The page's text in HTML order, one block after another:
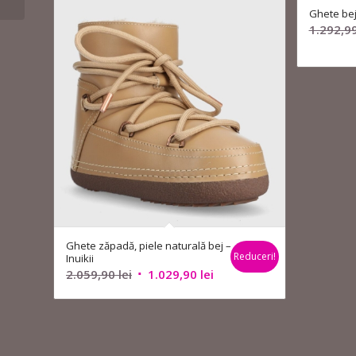
Ghete zăpadă, piele naturală bej –
Inuikii
2.059,90lei Prețul
1.029,90 lei Prețul
Reduceri!
Ghete